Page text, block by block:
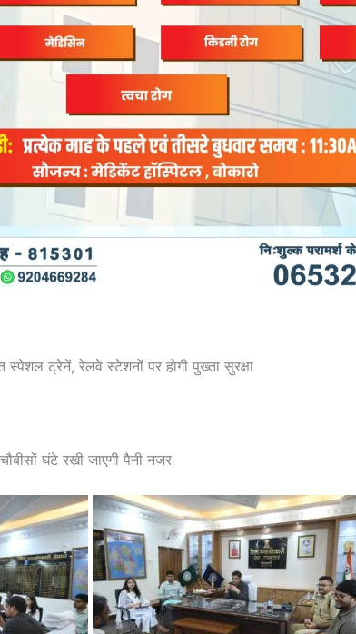
ट्रेनें, रेलवे स्टेशनों पर होगी पुख्ता सुरक्षा
घंटे रखी जाएगी पैनी नजर